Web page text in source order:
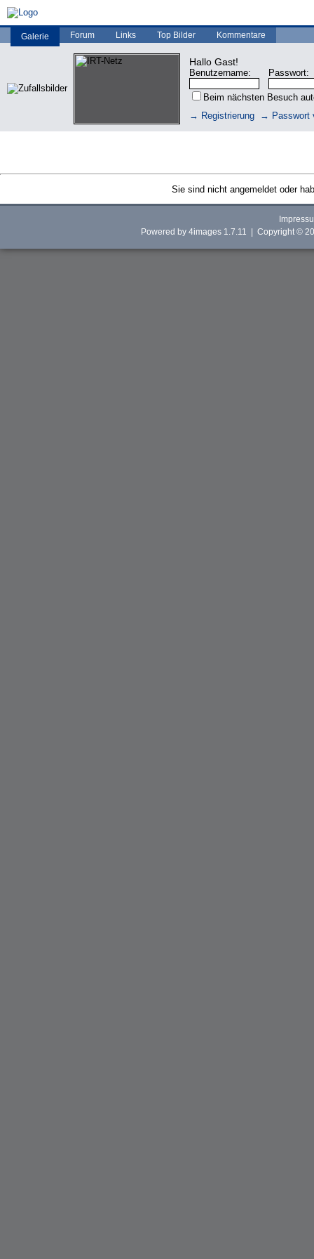
Galerie Forum Links Top Bilder Kommentare
Hallo Gast!
Benutzername: Passwort:
Beim nächsten Besuch
→ Registrierung
→ Passwort
Sie sind nicht angemeldet oder
Powered by 4images 1.7.11 | Copyright ©